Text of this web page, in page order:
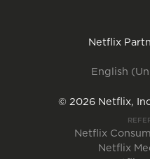
Netflix
English
© 2026 Netflix,
Netflix
Netflix